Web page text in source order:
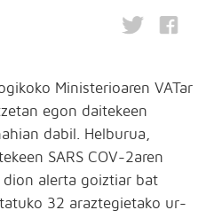
Ministerioaren VATar
egon daitekeen
dabil. Helburua,
SARS COV-2aren
alerta goiztiar bat
32 araztegietako ur-